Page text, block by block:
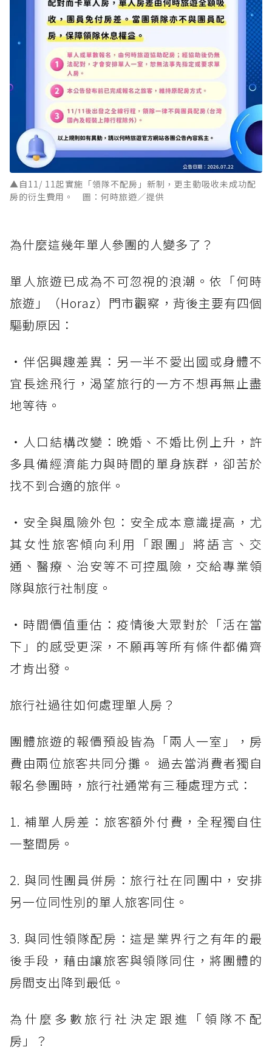
▲自11/ 11起實施「領隊不配房」新制，更主動吸收未成功配
房的衍生費用。 圖：何時旅遊／提供
為什麼這幾年單人參團的人變多了？
單人旅遊已成為不可忽視的浪潮。依「何時
旅遊」（Horaz）門市觀察，背後主要有四個
驅動原因：
・伴侶興趣差異：另一半不愛出國或身體不
宜長途飛行，渴望旅行的一方不想再無止盡
地等待。
・人口結構改變：晚婚、不婚比例上升，許
多具備經濟能力與時間的單身族群，卻苦於
找不到合適的旅伴。
・安全與風險外包：安全成本意識提高，尤
其女性旅客傾向利用「跟團」將語言、交
通、醫療、治安等不可控風險，交給專業領
隊與旅行社制度。
・時間價值重估：疫情後大眾對於「活在當
下」的感受更深，不願再等所有條件都備齊
才肯出發。
旅行社過往如何處理單人房？
團體旅遊的報價預設皆為「兩人一室」，房
費由兩位旅客共同分攤。 過去當消費者獨自
報名參團時，旅行社通常有三種處理方式：
1. 補單人房差：旅客額外付費，全程獨自住
一整間房。
2. 與同性團員併房：旅行社在同團中，安排
另一位同性別的單人旅客同住。
3. 與同性領隊配房：這是業界行之有年的最
後手段，藉由讓旅客與領隊同住，將團體的
房間支出降到最低。
為什麼多數旅行社決定跟進「領隊不配
房」？